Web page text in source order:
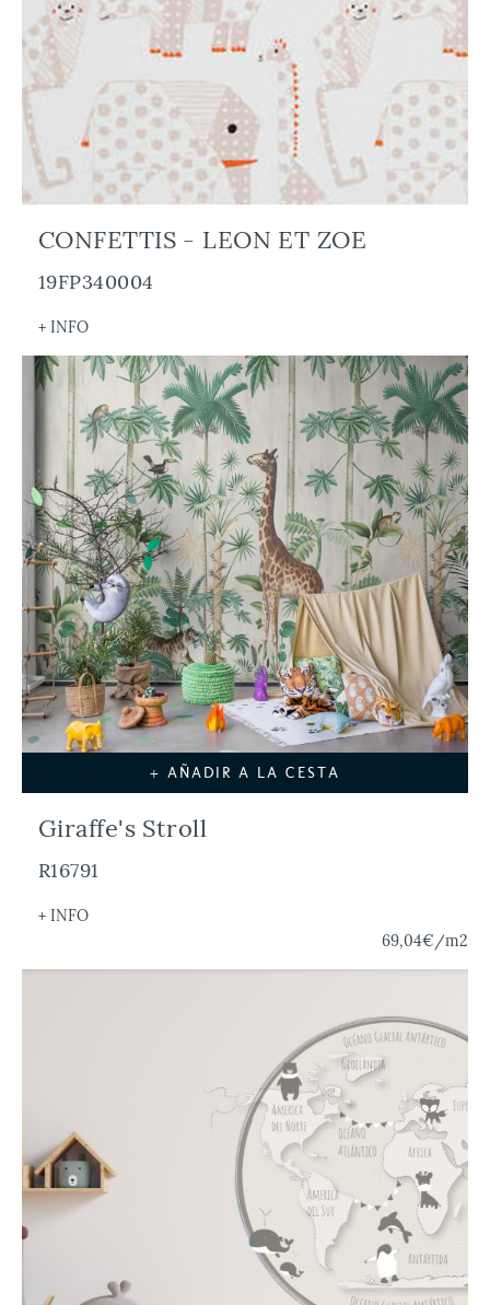
CONFETTIS - LEON ET ZOE
19FP340004
+ INFO
+ AÑADIR A LA CESTA
Giraffe's Stroll
R16791
+ INFO
69,04€/m2